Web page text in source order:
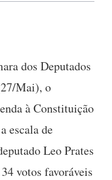
dos Deputados
Mai), o
à Constituição
escala de
Leo Prates
votos favoráveis